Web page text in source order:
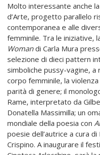
Molto interessante anche
d’Arte, progetto parallelo
contemporanea e alle
femminile. Tra le iniziative,
Womandi Carla Mura
selezione di dieci pattern
simboliche pussy-vagine,
corpo femminile, la
parità di genere; il
Rame, interpretato da
Donatella Massimilla; un
mondiale della poesia con
poesie dell’autrice a cura
Crispino. A inaugurare il